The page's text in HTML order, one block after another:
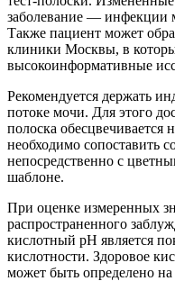
заболевание — инфекции
Также пациент может
клиники Москвы, в
высокоинформативные
Рекомендуется держать
потоке мочи. Для этого
полоска обесцвечивается
необходимо сопоставить
непосредственно с
шаблоне.
При оценке измеренных
распространенного
кислотный рН является
кислотности. Здоровое
может быть определено